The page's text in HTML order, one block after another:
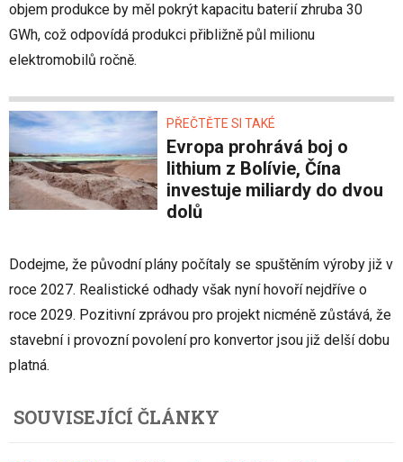
objem produkce by měl pokrýt kapacitu baterií zhruba 30
GWh, což odpovídá produkci přibližně půl milionu
elektromobilů ročně.
PŘEČTĚTE SI TAKÉ
Evropa prohrává boj o
lithium z Bolívie, Čína
investuje miliardy do dvou
dolů
Dodejme, že původní plány počítaly se spuštěním výroby již v
roce 2027. Realistické odhady však nyní hovoří nejdříve o
roce 2029. Pozitivní zprávou pro projekt nicméně zůstává, že
stavební i provozní povolení pro konvertor jsou již delší dobu
platná.
SOUVISEJÍCÍ ČLÁNKY